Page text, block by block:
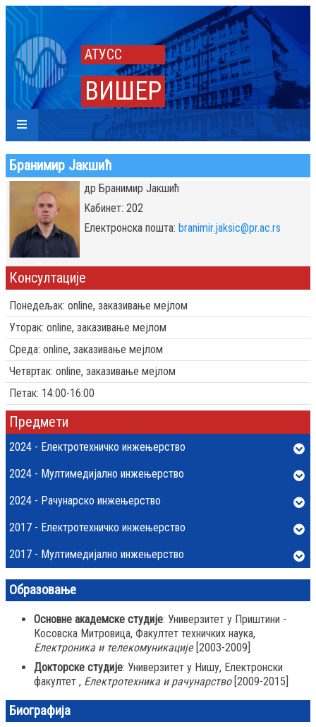
АТУСС
ВИШЕР
Бранимир Јакшић
Образовање
Основне академске студије: Универзитет у Приштини -
Косовска Митровица, Факултет техничких наука,
Електроника и телекомуникације[2003-2009]
Докторске студије: Универзитет у Нишу, Електронски
факултет , Електротехника и рачунарство [2009-2015]
Биографија
др Бранимир Јакшић
Kабинет: 202
Eлектронска пошта: branimir.jaksic@pr.ac.rs
Консултације
Понедељак: online, заказивање мејлом
Уторак: online, заказивање мејлом
Среда: online, заказивање мејлом
Четвртак: online, заказивање мејлом
Петак: 14:00-16:00
Предмети
2024 - Електротехничко инжењерство
2024 - Мултимедијално инжењерство
2024 - Рачунарско инжењерство
2017 - Електротехничко инжењерство
2017 - Мултимедијално инжењерство